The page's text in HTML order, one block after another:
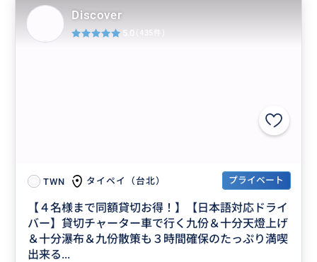
TWN タイペイ（台北） プライベート
【４名様まで同額貸切お得！】【日本語対応ドライ
バー】貸切チャーター車で行く九份＆十分天燈上げ
＆十分瀑布＆九份散策も３時間確保のたっぷり満喫
出来る...
Discover
5.0 (435件)